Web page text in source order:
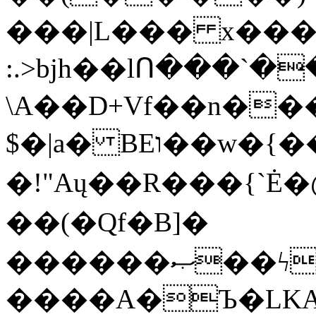
���|L���
$�|a� BEו��w�{���;���q�X��d%�������W� hU�(�1�Ū}9�S�F<��i�L3�;�
��(�Qf�B]�
������ޞ��ϟak��r��_39$�8�p���7�2�yIZ�R��x��/